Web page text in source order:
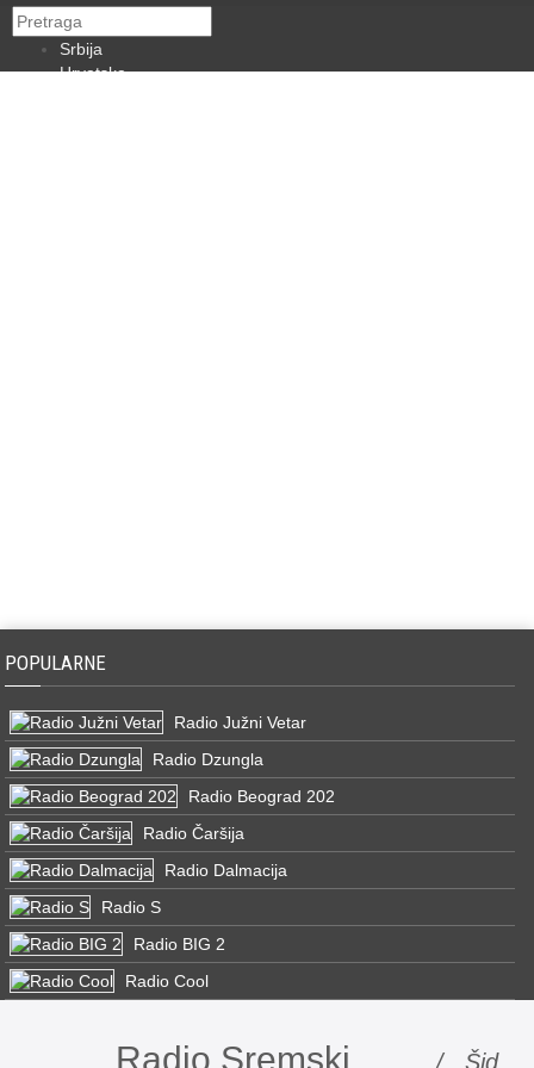
Srbija
Hrvatska
POPULARNE
Radio Južni Vetar
Radio Dzungla
Radio Beograd 202
Radio Čaršija
Radio Dalmacija
Radio S
Radio BIG 2
Radio Cool
Radio Sremski / Šid